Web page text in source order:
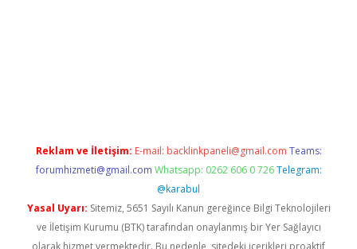
Reklam ve İletişim: E-mail: backlinkpaneli@gmail.com Teams:
forumhizmeti@gmail.com Whatsapp: 0262 606 0 726 Telegram:
@karabul
Yasal Uyarı: Sitemiz, 5651 Sayılı Kanun gereğince Bilgi Teknolojileri
ve İletişim Kurumu (BTK) tarafından onaylanmış bir Yer Sağlayıcı
olarak hizmet vermektedir. Bu nedenle, sitedeki içerikleri proaktif